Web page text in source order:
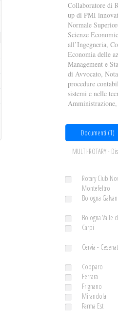
Collaboratore di
up di PMI
Normale
Scienze
all’Ingegneria,
Economia delle
Management e
di Avvocato,
procedure
sistemi e nelle
Documenti (1)
MULTI-ROTARY -
Rotary Club
Montefeltro
Bologna Galvani
Bologna Valle
Carpi
Cervia -
Copparo
Ferrara
Frignano
Mirandola
Parma Est